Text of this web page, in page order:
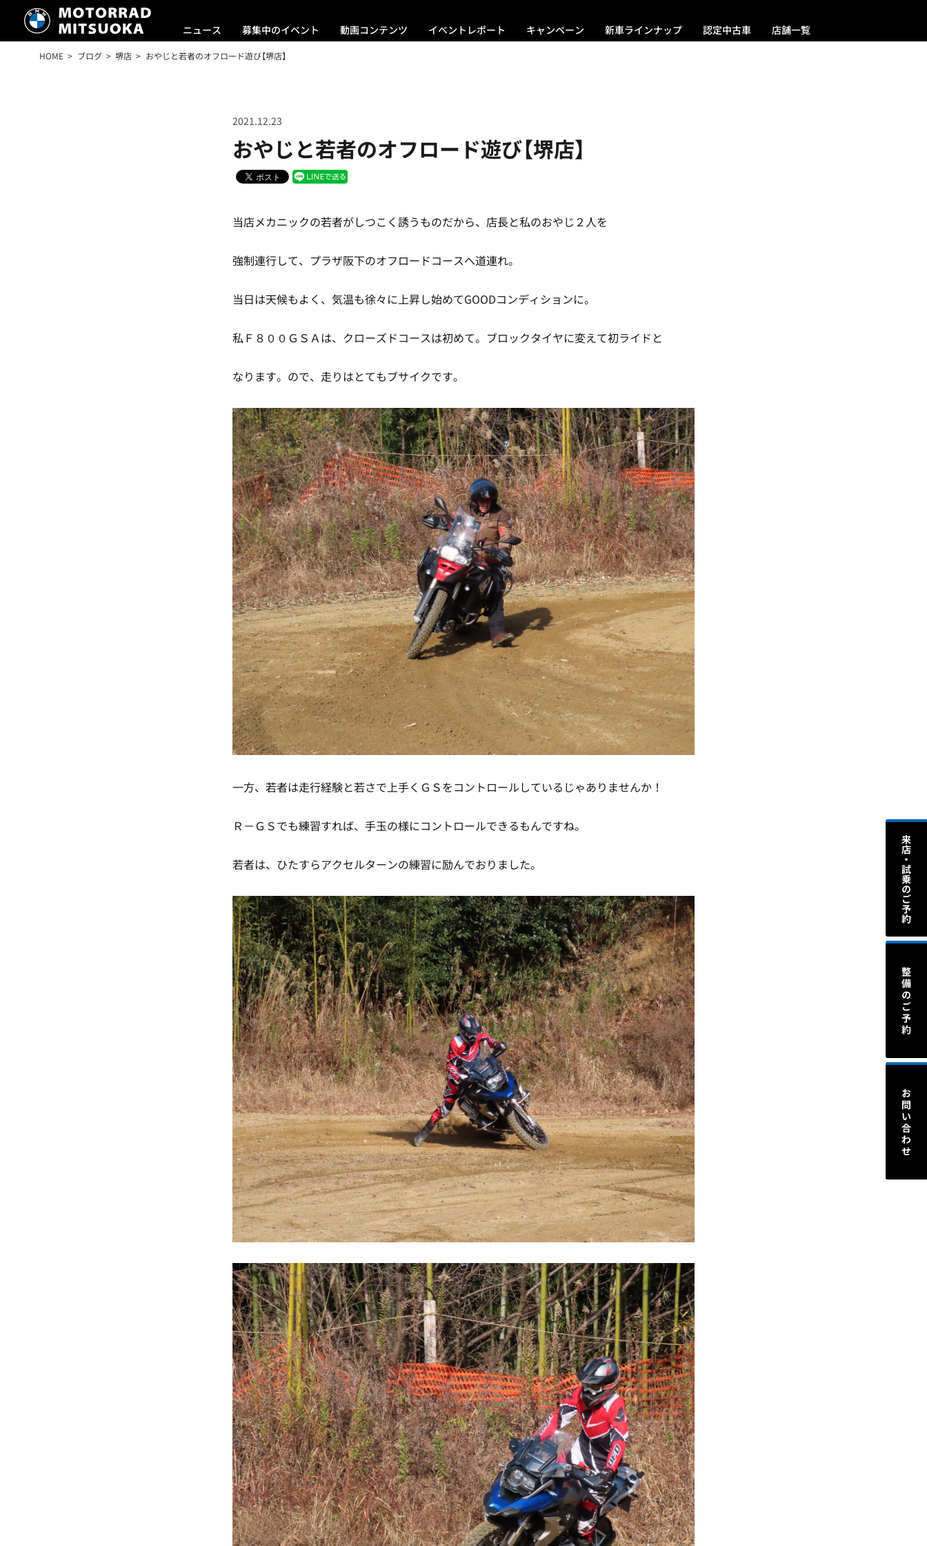
ニュース 募集中のイベント 動画コンテンツ イベントレポート キャンペーン 新車ラインナップ 認定中古車 店舗一覧
HOME ブログ 堺店 おやじと若者のオフロード遊び【堺店】
おやじと若者のオフロード遊び【堺店】
2021.12.23
当店メカニックの若者がしつこく誘うものだから、店長と私のおやじ２人を
強制連行して、プラザ阪下のオフロードコースへ道連れ。
当日は天候もよく、気温も徐々に上昇し始めてGOODコンディションに。
私Ｆ８００ＧＳＡは、クローズドコースは初めて。ブロックタイヤに変えて初ライドと
なります。ので、走りはとてもブサイクです。
一方、若者は走行経験と若さで上手くＧＳをコントロールしているじゃありませんか！
Ｒ－ＧＳでも練習すれば、手玉の様にコントロールできるもんですね。
若者は、ひたすらアクセルターンの練習に励んでおりました。